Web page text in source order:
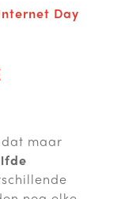
Day
maar